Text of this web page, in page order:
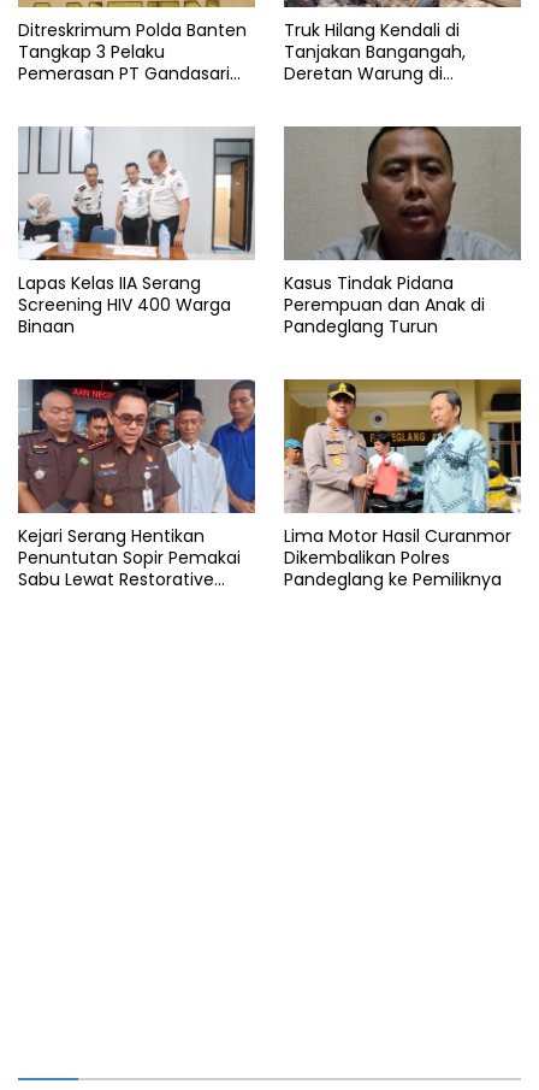
Ditreskrimum Polda Banten
Tangkap 3 Pelaku
Pemerasan PT Gandasari
Truk Hilang Kendali di
Tanjakan Bangangah,
Deretan Warung di
Lapas Kelas IIA Serang
Screening HIV 400 Warga
Binaan
Kasus Tindak Pidana
Perempuan dan Anak di
Pandeglang Turun
Kejari Serang Hentikan
Penuntutan Sopir Pemakai
Sabu Lewat Restorative
Lima Motor Hasil Curanmor
Dikembalikan Polres
Pandeglang ke Pemiliknya